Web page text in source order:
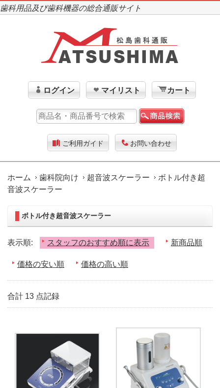
歯科用品及び歯科機器の総合通販サイト
ログイン マイリスト カート
ご利用ガイド お問い合わせ
ホーム 歯科院向け 超音波スケーラー
ボトル付き超
音波スケーラー
ボトル付き超音波スケーラー
表示順: スタッフのおすすめ順に表示 新商品順
価格の安い順 価格の高い順
合計 13 点記録